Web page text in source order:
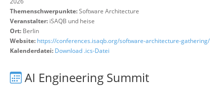
Themenschwerpunkte:Software Architecture
Veranstalter: iSAQB und heise
Ort: Berlin
Website: https://conferences.isaqb.org/software-architecture-gathering/
Kalenderdatei: Download .ics-Datei
AI Engineering Summit